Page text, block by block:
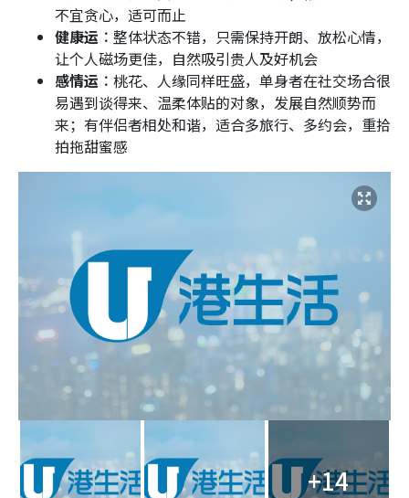
不宜贪心，适可而止
健康运︰ 整体状态不错，只需保持开朗、放松心情，
让个人磁场更佳，自然吸引贵人及好机会
感情运︰ 桃花、人缘同样旺盛，单身者在社交场合很
易遇到谈得来、温柔体贴的对象，发展自然顺势而
来；有伴侣者相处和谐，适合多旅行、多约会，重拾
拍拖甜蜜感
+14